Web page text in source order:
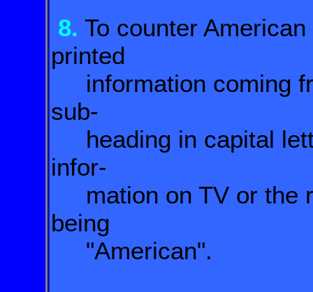
8. To counter
printed
information coming
sub-
heading in capital
infor-
mation on TV or the
being
"American".